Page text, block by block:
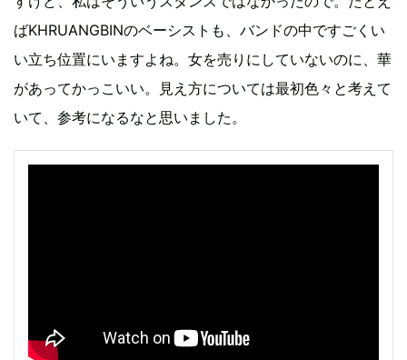
ばKHRUANGBINのベーシストも、バンドの中ですごくい
い立ち位置にいますよね。女を売りにしていないのに、華
があってかっこいい。見え方については最初色々と考えて
いて、参考になるなと思いました。